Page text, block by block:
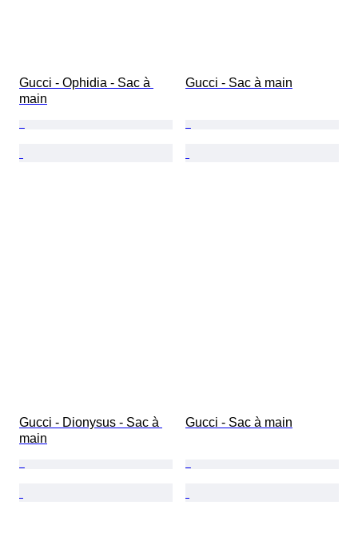
Gucci - Ophidia - Sac à
main
Gucci - Sac à main
Gucci - Dionysus - Sac à
main
Gucci - Sac à main